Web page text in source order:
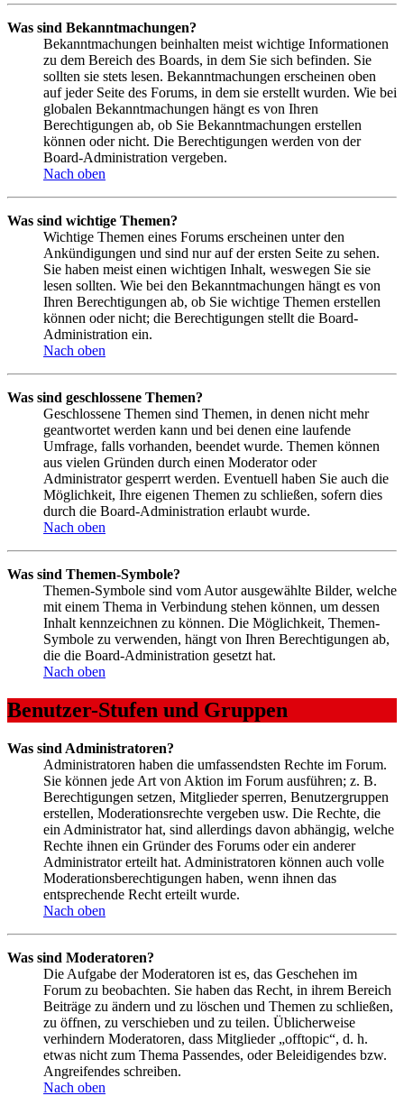
Was sind Bekanntmachungen?
Bekanntmachungen beinhalten meist wichtige Informationen
zu dem Bereich des Boards, in dem Sie sich befinden. Sie
sollten sie stets lesen. Bekanntmachungen erscheinen oben
auf jeder Seite des Forums, in dem sie erstellt wurden. Wie bei
globalen Bekanntmachungen hängt es von Ihren
Berechtigungen ab, ob Sie Bekanntmachungen erstellen
können oder nicht. Die Berechtigungen werden von der
Board-Administration vergeben.
Nach oben
Was sind wichtige Themen?
Wichtige Themen eines Forums erscheinen unter den
Ankündigungen und sind nur auf der ersten Seite zu sehen.
Sie haben meist einen wichtigen Inhalt, weswegen Sie sie
lesen sollten. Wie bei den Bekanntmachungen hängt es von
Ihren Berechtigungen ab, ob Sie wichtige Themen erstellen
können oder nicht; die Berechtigungen stellt die Board-
Administration ein.
Nach oben
Was sind geschlossene Themen?
Geschlossene Themen sind Themen, in denen nicht mehr
geantwortet werden kann und bei denen eine laufende
Umfrage, falls vorhanden, beendet wurde. Themen können
aus vielen Gründen durch einen Moderator oder
Administrator gesperrt werden. Eventuell haben Sie auch die
Möglichkeit, Ihre eigenen Themen zu schließen, sofern dies
durch die Board-Administration erlaubt wurde.
Nach oben
Was sind Themen-Symbole?
Themen-Symbole sind vom Autor ausgewählte Bilder, welche
mit einem Thema in Verbindung stehen können, um dessen
Inhalt kennzeichnen zu können. Die Möglichkeit, Themen-
Symbole zu verwenden, hängt von Ihren Berechtigungen ab,
die die Board-Administration gesetzt hat.
Nach oben
Benutzer-Stufen und Gruppen
Was sind Administratoren?
Administratoren haben die umfassendsten Rechte im Forum.
Sie können jede Art von Aktion im Forum ausführen; z. B.
Berechtigungen setzen, Mitglieder sperren, Benutzergruppen
erstellen, Moderationsrechte vergeben usw. Die Rechte, die
ein Administrator hat, sind allerdings davon abhängig, welche
Rechte ihnen ein Gründer des Forums oder ein anderer
Administrator erteilt hat. Administratoren können auch volle
Moderationsberechtigungen haben, wenn ihnen das
entsprechende Recht erteilt wurde.
Nach oben
Was sind Moderatoren?
Die Aufgabe der Moderatoren ist es, das Geschehen im
Forum zu beobachten. Sie haben das Recht, in ihrem Bereich
Beiträge zu ändern und zu löschen und Themen zu schließen,
zu öffnen, zu verschieben und zu teilen. Üblicherweise
verhindern Moderatoren, dass Mitglieder „offtopic“, d. h.
etwas nicht zum Thema Passendes, oder Beleidigendes bzw.
Angreifendes schreiben.
Nach oben